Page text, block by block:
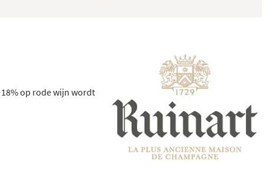
18% op rode wijn wordt